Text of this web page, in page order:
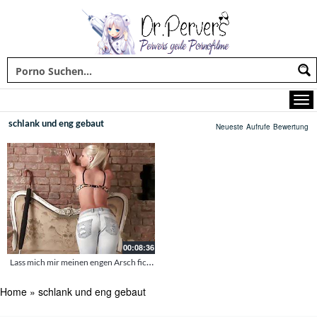
schlank und eng gebaut Neueste Aufrufe Bewertung
00:08:36
Lass mich mir meinen engen Arsch ficken
Home » schlank und eng gebaut